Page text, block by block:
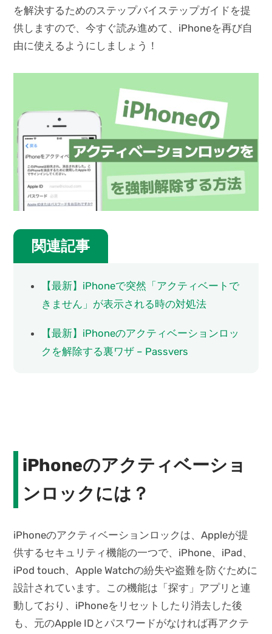
を解決するためのステップバイステップガイドを提
供しますので、今すぐ読み進めて、iPhoneを再び自
由に使えるようにしましょう！
関連記事
【最新】iPhoneで突然「アクティベートで
きません」が表示される時の対処法
【最新】iPhoneのアクティベーションロッ
クを解除する裏ワザ – Passvers
iPhoneのアクティベーショ
ンロックには？
iPhoneのアクティベーションロックは、Appleが提
供するセキュリティ機能の一つで、iPhone、iPad、
iPod touch、Apple Watchの紛失や盗難を防ぐために
設計されています。この機能は「探す」アプリと連
動しており、iPhoneをリセットしたり消去した後
も、元のApple IDとパスワードがなければ再アクテ